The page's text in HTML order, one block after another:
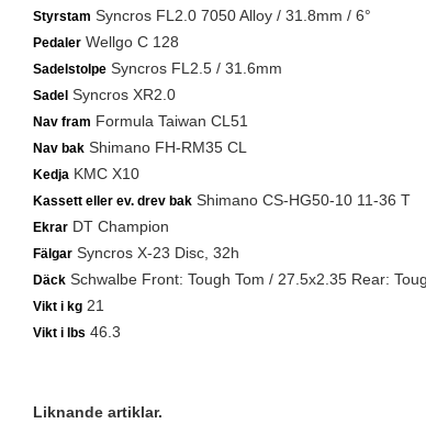
Styrstam Syncros FL2.0 7050 Alloy / 31.8mm / 6°
PedalerWellgo C 128
SadelstolpeSyncros FL2.5 / 31.6mm
SadelSyncros XR2.0
Nav fram Formula Taiwan CL51
Nav bakShimano FH-RM35 CL
Kedja KMC X10
Kassett eller ev. drev bakShimano CS-HG50-10 11-36 T
EkrarDT Champion
FälgarSyncros X-23 Disc, 32h
DäckSchwalbe Front: Tough Tom / 27.5x2.35 Rear:
Vikt i kg21
Vikt i lbs 46.3
Liknande artiklar.